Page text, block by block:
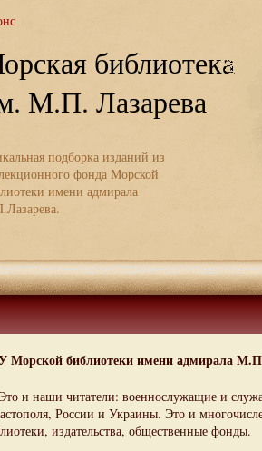
библиотека
М.П. Лазарева
подборка изданий из
фонда Морской
имени адмирала
Морской библиотеки имени адмирала
и наши читатели: военнослужащие и
России и Украины. Это и
издательства, общественные фонды.